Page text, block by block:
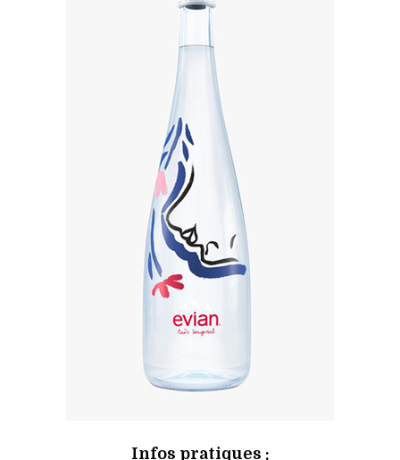
Infos pratiques :